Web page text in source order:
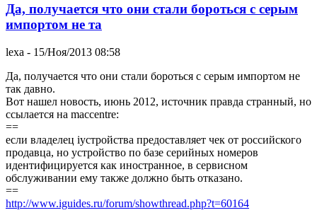
Да, получается что они стали бороться с серым
импортом не та
lexa - 15/Ноя/2013 08:58
Да, получается что они стали бороться с серым импортом не
так давно.
Вот нашел новость, июнь 2012, источник правда странный, но
ссылается на maccentre:
==
если владелец iустройства предоставляет чек от российского
продавца, но устройство по базе серийных номеров
идентифицируется как иностранное, в сервисном
обслуживании ему также должно быть отказано.
==
http://www.iguides.ru/forum/showthread.php?t=60164